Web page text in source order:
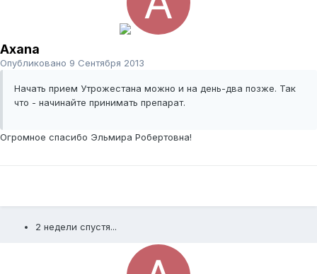
Axana
Опубликовано 9 Сентября 2013
Начать прием Утрожестана можно и на день-два позже. Так
что - начинайте принимать препарат.
Огромное спасибо Эльмира Робертовна!
2 недели спустя...